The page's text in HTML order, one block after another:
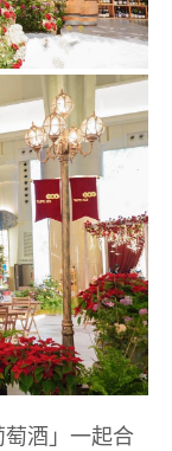
酒」一起合